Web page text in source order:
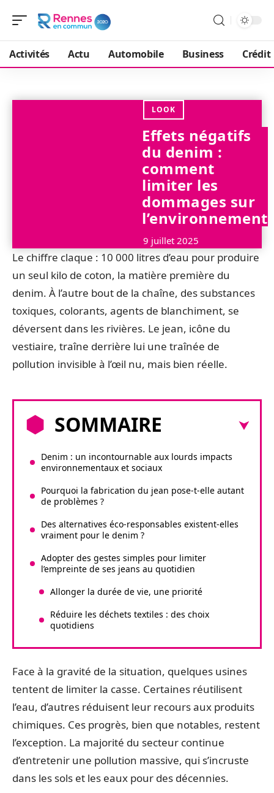
Activités Actu Automobile Business Crédit
LOOK
Effets négatifs
du denim :
comment
limiter les
dommages sur
l’environnement
9 juillet 2025
Le chiffre claque : 10 000 litres d’eau pour produire
un seul kilo de coton, la matière première du
denim. À l’autre bout de la chaîne, des substances
toxiques, colorants, agents de blanchiment, se
déversent dans les rivières. Le jean, icône du
vestiaire, traîne derrière lui une traînée de
pollution invisible à l’œil nu, mais bien réelle.
SOMMAIRE
Denim : un incontournable aux lourds impacts
environnementaux et sociaux
Pourquoi la fabrication du jean pose-t-elle autant
de problèmes ?
Des alternatives éco-responsables existent-elles
vraiment pour le denim ?
Adopter des gestes simples pour limiter
l’empreinte de ses jeans au quotidien
Allonger la durée de vie, une priorité
Réduire les déchets textiles : des choix
quotidiens
Face à la gravité de la situation, quelques usines
tentent de limiter la casse. Certaines réutilisent
l’eau, d’autres réduisent leur recours aux produits
chimiques. Ces progrès, bien que notables, restent
l’exception. La majorité du secteur continue
d’entretenir une pollution massive, qui s’incruste
dans les sols et les eaux pour des décennies.